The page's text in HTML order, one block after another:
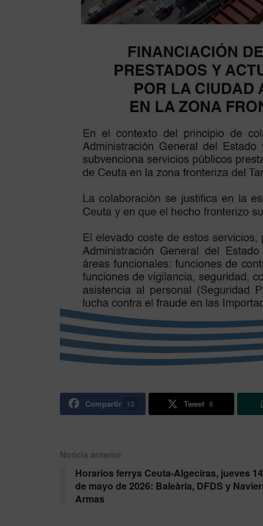
Compartir 13 Tweet 8
Noticia anterior
Horarios ferrys Ceuta-Algeciras, jueves 14
de mayo de 2026: Baleària, DFDS y
Armas